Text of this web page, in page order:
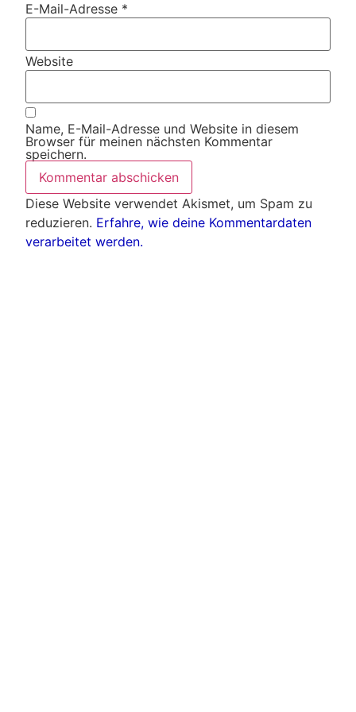
E-Mail-Adresse *
Website
Name, E-Mail-Adresse und Website in diesem
Browser für meinen nächsten Kommentar
speichern.
Diese Website verwendet Akismet, um Spam zu
reduzieren. Erfahre, wie deine Kommentardaten
verarbeitet werden.